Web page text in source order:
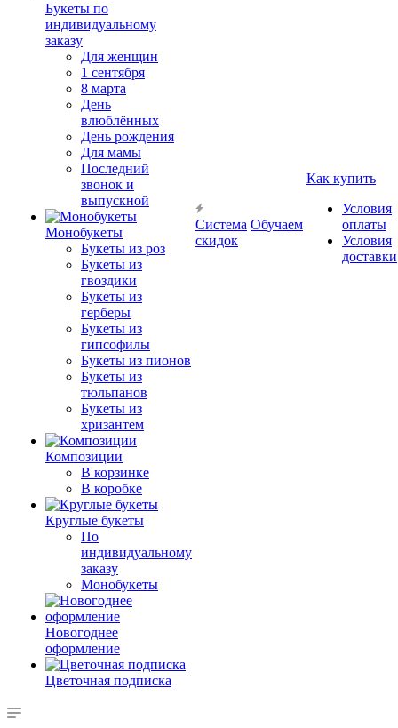
Букеты по
индивидуальному
заказу
Для женщин
1 сентября
8 марта
День
влюблённых
День рождения
Для мамы
Последний
звонок и
выпускной
Монобукеты
Букеты из роз
Букеты из
гвоздики
Букеты из
герберы
Букеты из
гипсофилы
Букеты из пионов
Букеты из
тюльпанов
Букеты из
хризантем
Композиции
В корзинке
В коробке
Круглые букеты
По
индивидуальному
заказу
Монобукеты
Новогоднее
оформление
Цветочная подписка
Система
скидок
Обучаем
Как купить
Условия
оплаты
Условия
доставки